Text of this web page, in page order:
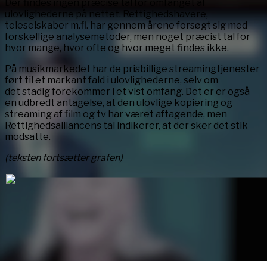
ulovlighederne på nettet. Rettighedshavere,
teleselskaber m.fl. har gennem årene forsøgt sig med
forskellige analysemetoder, men noget præcist tal for
hvor mange, hvor ofte og hvor meget findes ikke.
På musikmarkedet har de prisbillige streamingtjenester
ført til et markant fald i ulovlighederne, selv om
det stadig forekommer i et vist omfang. Det er er også
en udbredt antagelse, at den ulovlige kopiering og
streaming af film og tv har været aftagende, men
Rettighedsalliancens tal indikerer, at der sker det stik
modsatte.
(teksten fortsætter grafen)